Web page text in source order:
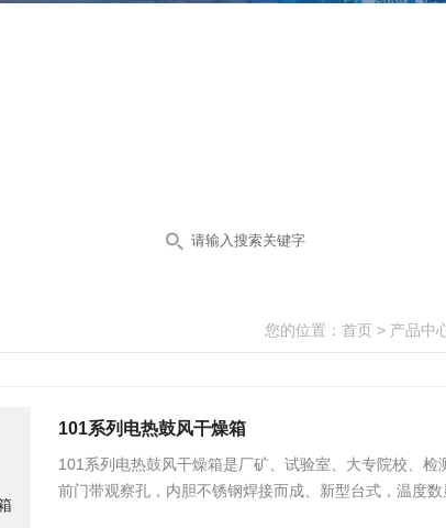
您的位置： 首页 > 产品中
101系列电热鼓风干燥箱
101系列电热鼓风干燥箱是厂矿、试验室、大专院校、检
前门带观察孔，内胆不锈钢焊接而成、新型台式，温度数